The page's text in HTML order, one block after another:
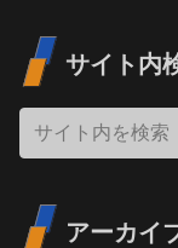
サイト内
アーカイ